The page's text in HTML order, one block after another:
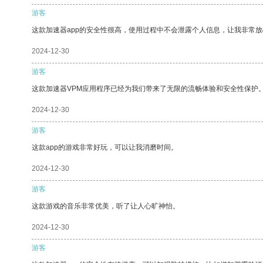
游客
这款加速器app的安全性很高，使用过程中不会泄露个人信息，让我非常
2024-12-30
游客
这款加速器VPM应用程序已经为我们带来了无限的流畅体验和安全性保护
2024-12-30
游客
这款app的游戏非常好玩，可以让我消磨时间。
2024-12-30
游客
这款游戏的音乐非常优美，听了让人心旷神怡。
2024-12-30
游客